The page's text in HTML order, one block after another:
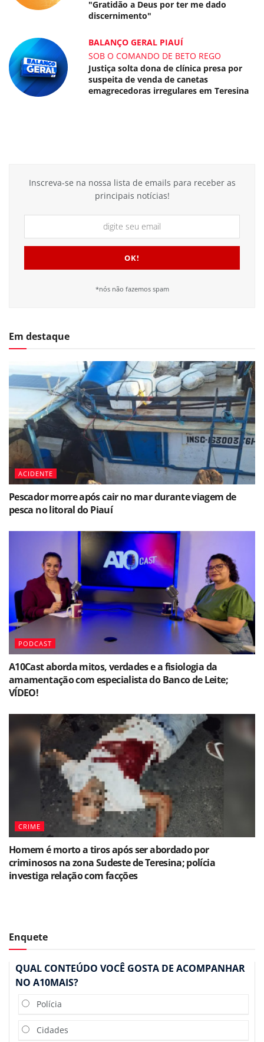
"Gratidão a Deus por ter me dado
discernimento"
BALANÇO GERAL PIAUÍ
SOB O COMANDO DE BETO REGO
Justiça solta dona de clínica presa por
suspeita de venda de canetas
emagrecedoras irregulares em Teresina
Inscreva-se na nossa lista de emails para receber as
principais notícias!
*nós não fazemos spam
Em destaque
ACIDENTE
Pescador morre após cair no mar durante viagem de
pesca no litoral do Piauí
PODCAST
A10Cast aborda mitos, verdades e a fisiologia da
amamentação com especialista do Banco de Leite;
VÍDEO!
CRIME
Homem é morto a tiros após ser abordado por
criminosos na zona Sudeste de Teresina; polícia
investiga relação com facções
Enquete
QUAL CONTEÚDO VOCÊ GOSTA DE ACOMPANHAR
NO A10MAIS?
Polícia
Cidades